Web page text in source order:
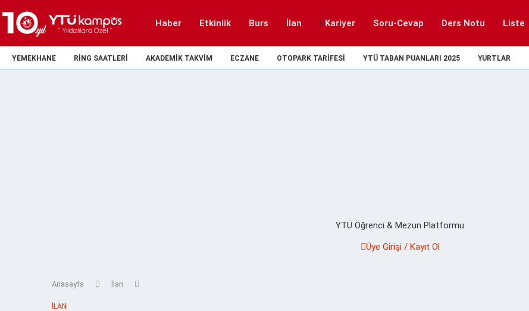
Haber Etkinlik Burs İlan Kariyer Soru-Cevap Ders Notu Liste
YEMEKHANE RING SAATLERI AKADEMIK TAKVIM ECZANE OTOPARK TARIFESI YTÜ TABAN PUANLARI 2025 YURTLAR
YTÜ Öğrenci & Mezun Platformu
Üye Girişi / Kayıt Ol
Anasayfa İlan
İLAN